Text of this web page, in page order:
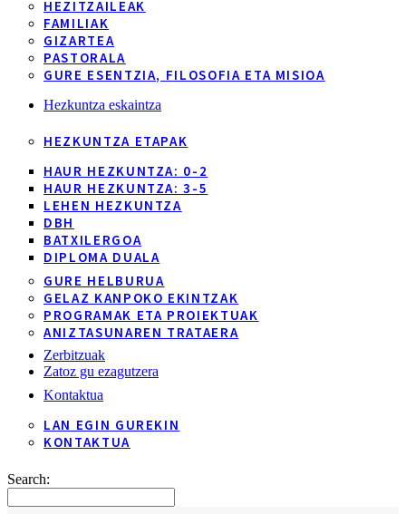
HEZITZAILEAK
FAMILIAK
GIZARTEA
PASTORALA
GURE ESENTZIA, FILOSOFIA ETA MISIOA
Hezkuntza eskaintza
HEZKUNTZA ETAPAK
HAUR HEZKUNTZA: 0-2
HAUR HEZKUNTZA: 3-5
LEHEN HEZKUNTZA
DBH
BATXILERGOA
DIPLOMA DUALA
GURE HELBURUA
GELAZ KANPOKO EKINTZAK
PROGRAMAK ETA PROIEKTUAK
ANIZTASUNAREN TRATAERA
Zerbitzuak
Zatoz gu ezagutzera
Kontaktua
LAN EGIN GUREKIN
KONTAKTUA
Search: